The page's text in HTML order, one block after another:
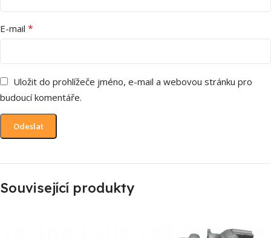
E-mail *
Uložit do prohlížeče jméno, e-mail a webovou stránku pro
budoucí komentáře.
Související produkty